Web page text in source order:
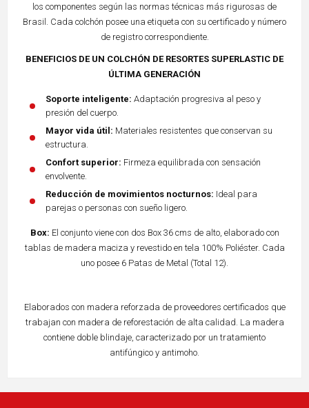
los componentes según las normas técnicas más rigurosas de
Brasil. Cada colchón posee una etiqueta con su certificado y número
de registro correspondiente.
BENEFICIOS DE UN COLCHÓN DE RESORTES SUPERLASTIC DE
ÚLTIMA GENERACIÓN
Soporte inteligente: Adaptación progresiva al peso y
presión del cuerpo.
Mayor vida útil: Materiales resistentes que conservan su
estructura.
Confort superior: Firmeza equilibrada con sensación
envolvente.
Reducción de movimientos nocturnos: Ideal para
parejas o personas con sueño ligero.
Box: El conjunto viene con dos Box 36 cms de alto, elaborado con
tablas de madera maciza y revestido en tela 100% Poliéster. Cada
uno posee 6 Patas de Metal (Total 12).
Elaborados con madera reforzada de proveedores certificados que
trabajan con madera de reforestación de alta calidad. La madera
contiene doble blindaje, caracterizado por un tratamiento
antifúngico y antimoho.